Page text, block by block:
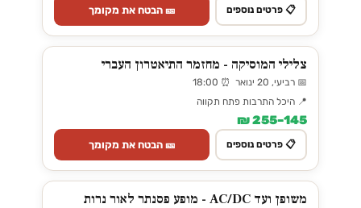
📋 פרטים נוספים 🎫 הבטח את מקומך
צלילי המוסיקה - מחזמר התיאטרון העברי
📅 רביעי, 20 ינואר ⏰ 18:00
📍 היכל התרבות פתח תקווה
145–255 ₪
📋 פרטים נוספים 🎫 הבטח את מקומך
משופן ועד AC/DC - מופע פסנתר לאור נרות